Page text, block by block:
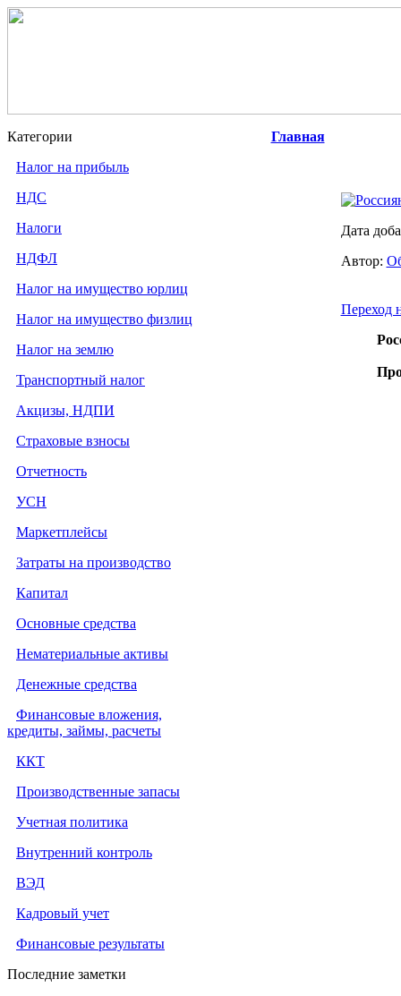
Категории
Налог на прибыль
НДС
Налоги
НДФЛ
Налог на имущество юрлиц
Налог на имущество физлиц
Налог на землю
Транспортный налог
Акцизы, НДПИ
Страховые взносы
Отчетность
УСН
Маркетплейсы
Затраты на производство
Капитал
Основные средства
Нематериальные активы
Денежные средства
Финансовые вложения,
кредиты, займы, расчеты
ККТ
Производственные запасы
Учетная политика
Внутренний контроль
ВЭД
Кадровый учет
Финансовые результаты
Последние заметки
Главная
Дата
Автор:
Переход